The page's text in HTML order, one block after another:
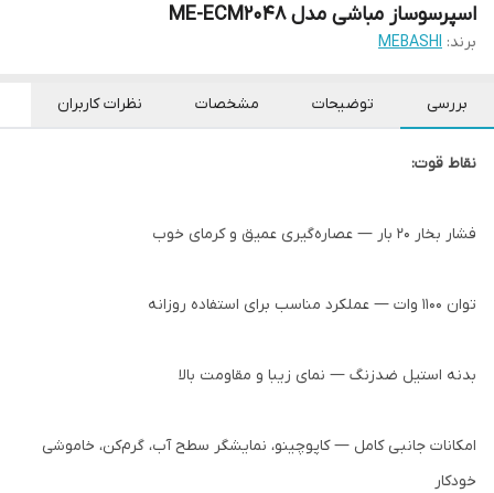
اسپرسوساز مباشی مدل ME-ECM2048
برند: MEBASHI
بررسی توضیحات مشخصات نظرات کاربران
نقاط قوت:
فشار بخار ۲۰ بار — عصاره‌گیری عمیق و کرمای خوب
توان ۱۱۰۰ وات — عملکرد مناسب برای استفاده روزانه
بدنه استیل ضدزنگ — نمای زیبا و مقاومت بالا
امکانات جانبی کامل — کاپوچینو، نمایشگر سطح آب، گرم‌کن، خاموشی
خودکار